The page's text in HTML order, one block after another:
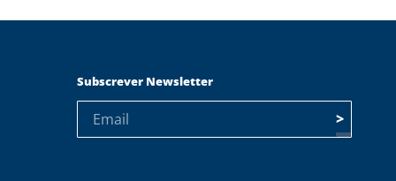
Subscrever Newsletter
>